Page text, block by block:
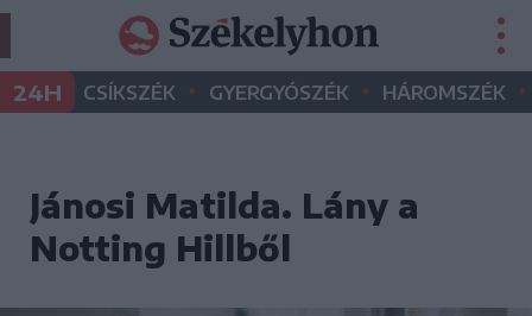
24H CSÍKSZÉK • GYERGYÓSZÉK • HÁROMSZÉK •
Jánosi Matilda. Lány a
Notting Hillből